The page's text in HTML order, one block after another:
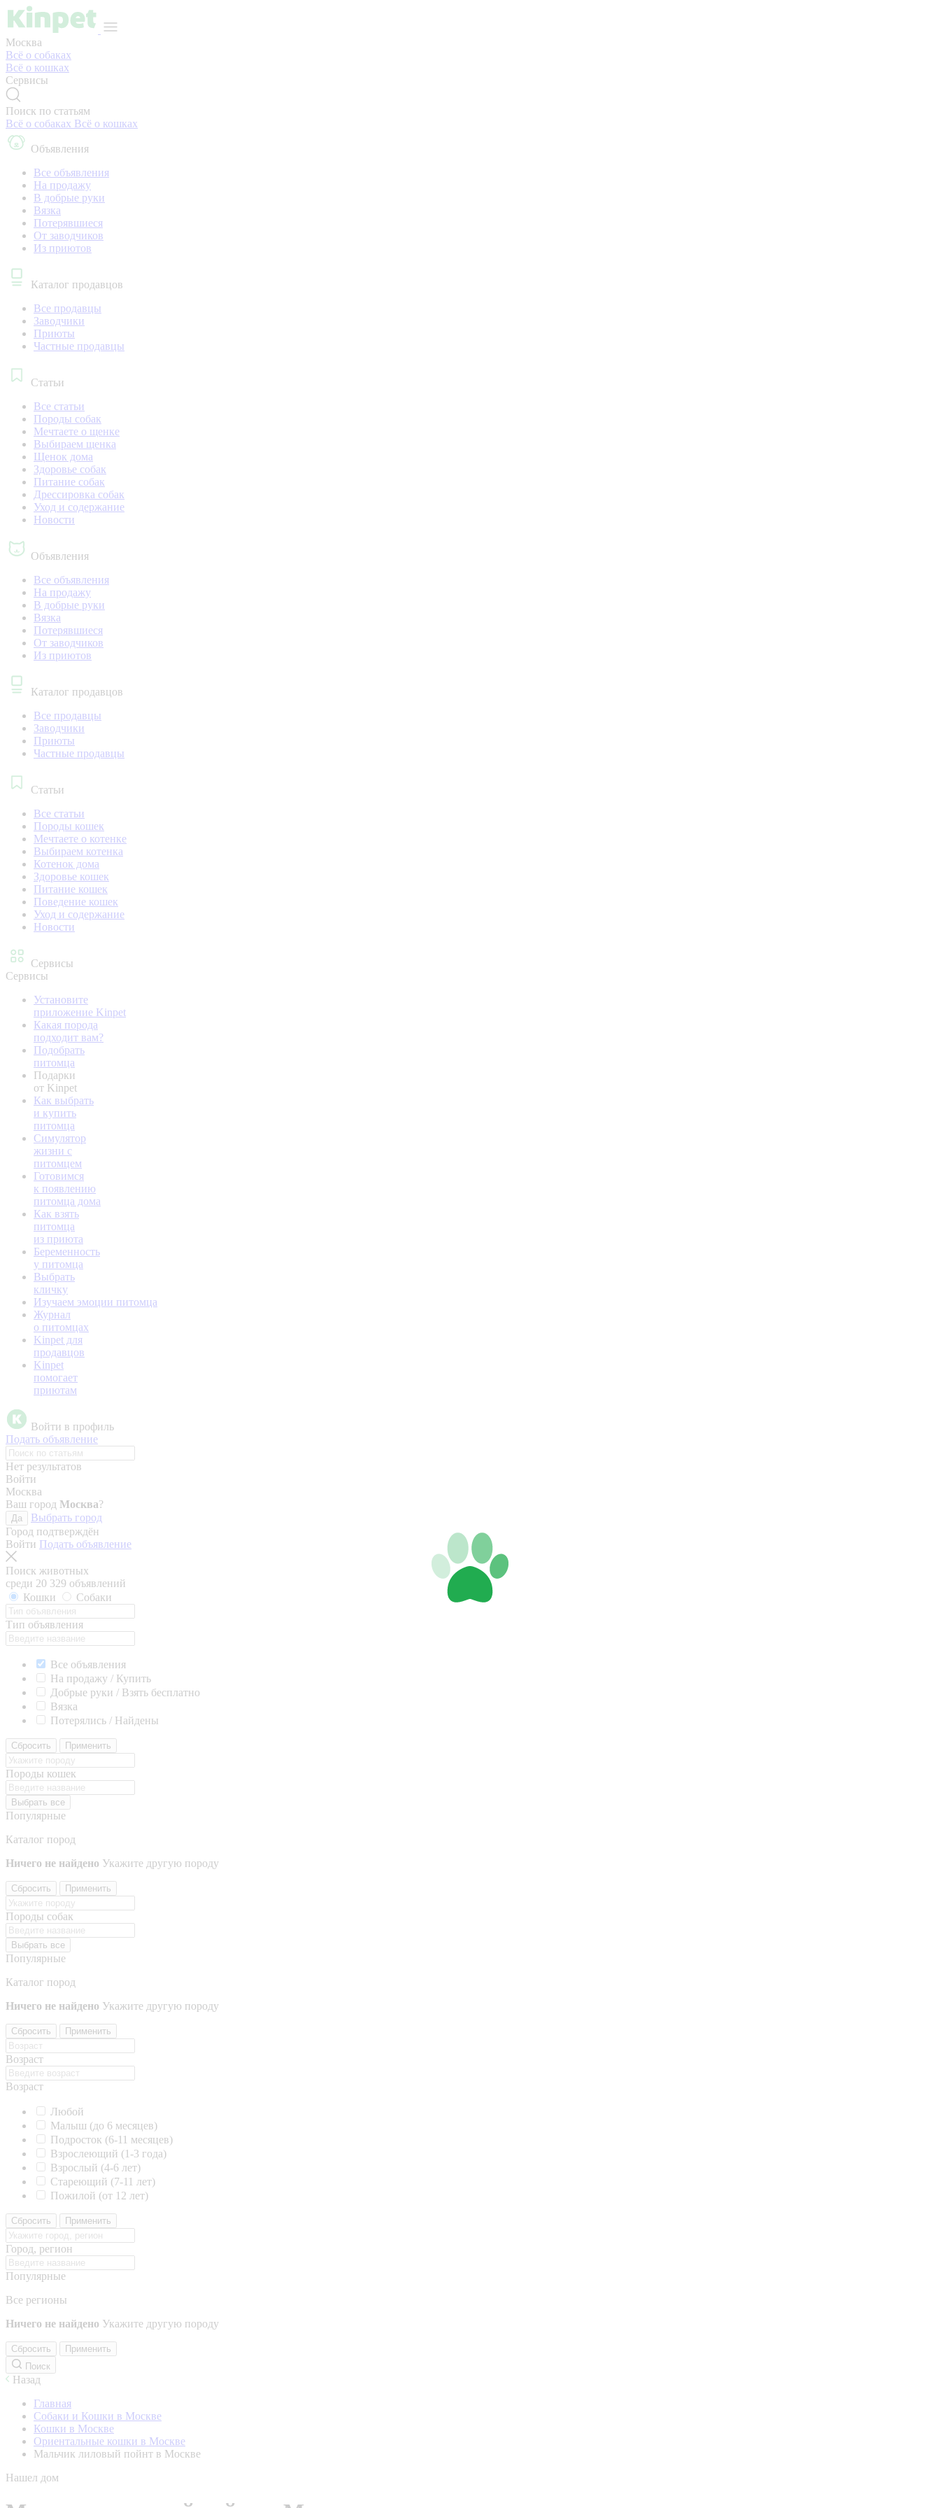
Москва
Всё о собаках
Всё о кошках
Сервисы
Поиск по статьям
Всё о собаках Всё о кошках
Объявления
Все объявления
На продажу
В добрые руки
Вязка
Потерявшиеся
От заводчиков
Из приютов
Каталог продавцов
Все продавцы
Заводчики
Приюты
Частные продавцы
Статьи
Все статьи
Породы собак
Мечтаете о щенке
Выбираем щенка
Щенок дома
Здоровье собак
Питание собак
Дрессировка собак
Уход и содержание
Новости
Объявления
Все объявления
На продажу
В добрые руки
Вязка
Потерявшиеся
От заводчиков
Из приютов
Каталог продавцов
Все продавцы
Заводчики
Приюты
Частные продавцы
Статьи
Все статьи
Породы кошек
Мечтаете о котенке
Выбираем котенка
Котенок дома
Здоровье кошек
Питание кошек
Поведение кошек
Уход и содержание
Новости
Сервисы
Сервисы
Установите
приложение Kinpet
Какая порода
подходит вам?
Подобрать
питомца
Подарки
от Kinpet
Как выбрать
и купить
питомца
Симулятор
жизни с
питомцем
Готовимся
к появлению
питомца дома
Как взять
питомца
из приюта
Беременность
у питомца
Выбрать
кличку
Изучаем эмоции питомца
Журнал
о питомцах
Kinpet для
продавцов
Kinpet
помогает
приютам
Войти в профиль
Подать объявление
Нет результатов
Войти
Москва
Ваш город Москва?
Да
Выбрать город
Город подтверждён
Войти Подать объявление
Поиск животных
среди 20 329 объявлений
Кошки
Собаки
Тип объявления
Все объявления
На продажу / Купить
Добрые руки / Взять бесплатно
Вязка
Потерялись / Найдены
Сбросить Применить
Породы кошек
Выбрать все
Популярные
Каталог пород
Ничего не найдено Укажите другую породу
Сбросить Применить
Породы собак
Выбрать все
Популярные
Каталог пород
Ничего не найдено Укажите другую породу
Сбросить Применить
Возраст
Возраст
Любой
Малыш (до 6 месяцев)
Подросток (6-11 месяцев)
Взрослеющий (1-3 года)
Взрослый (4-6 лет)
Стареющий (7-11 лет)
Пожилой (от 12 лет)
Сбросить Применить
Город, регион
Популярные
Все регионы
Ничего не найдено Укажите другую породу
Сбросить
Применить
Поиск
Назад
Главная
Собаки и Кошки в Москве
Кошки в Москве
Ориентальные кошки в Москве
Мальчик лиловый пойнт в Москве
Нашел дом